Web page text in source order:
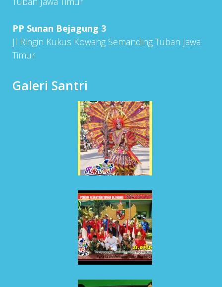
PP Sunan Bejagung 3
Jl Ringin Kukus Kowang Semanding Tuban Jawa
Timur
Galeri Santri